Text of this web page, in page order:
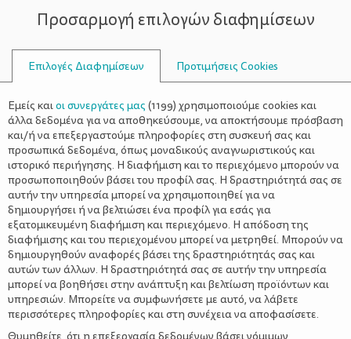
ΣΥΜΒΟΥΛΟΙ
INTERVIEW
Προσαρμογή επιλογών διαφημίσεων
Επιλογές Διαφημίσεων Προτιμήσεις Cookies
Εμείς καιοι συνεργάτες μας (1199) χρησιμοποιούμε cookies και
άλλα δεδομένα για να αποθηκεύσουμε, να αποκτήσουμε πρόσβαση
και/ή να επεξεργαστούμε πληροφορίες στη συσκευή σας και
προσωπικά δεδομένα, όπως μοναδικούς αναγνωριστικούς και
ιστορικό περιήγησης. Η διαφήμιση και το περιεχόμενο μπορούν να
προσωποποιηθούν βάσει του προφίλ σας. Η δραστηριότητά σας σε
αυτήν την υπηρεσία μπορεί να χρησιμοποιηθεί για να
δημιουργήσει ή να βελτιώσει ένα προφίλ για εσάς για
εξατομικευμένη διαφήμιση και περιεχόμενο. Η απόδοση της
διαφήμισης και του περιεχομένου μπορεί να μετρηθεί. Μπορούν να
δημιουργηθούν αναφορές βάσει της δραστηριότητάς σας και
αυτών των άλλων. Η δραστηριότητά σας σε αυτήν την υπηρεσία
μπορεί να βοηθήσει στην ανάπτυξη και βελτίωση προϊόντων και
υπηρεσιών. Μπορείτε να συμφωνήσετε με αυτό, να λάβετε
περισσότερες πληροφορίες και στη συνέχεια να αποφασίσετε.